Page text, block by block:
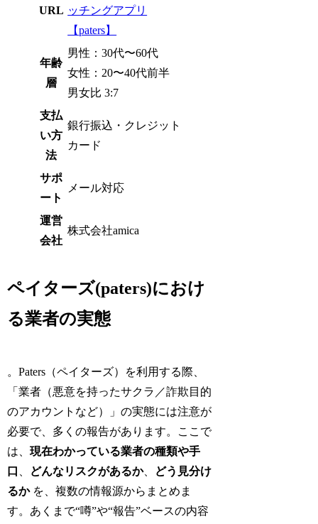
URL ッチングアプリ
【paters】
年齢
層
男性：30代〜60代
女性：20〜40代前半
男女比 3:7
支払
い方
法
銀行振込・クレジット
カード
サポ
ート
メール対応
運営
会社
株式会社amica
ペイターズ(paters)におけ
る業者の実態
。Paters（ペイターズ）を利用する際、
「業者（悪意を持ったサクラ／詐欺目的
のアカウントなど）」の実態には注意が
必要で、多くの報告があります。ここで
は、現在わかっている業者の種類や手
口
どんなリスクがあるか、
どう見分け
るかを、複数の情報源からまとめま
す。あくまで“噂”や“報告”ベースの内容